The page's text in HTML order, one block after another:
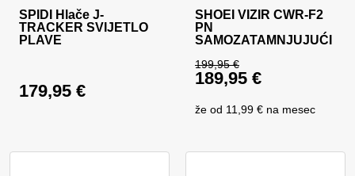
SPIDI Hlače J-
TRACKER SVIJETLO
PLAVE
179,95 €
SHOEI VIZIR CWR-F2
PN
SAMOZATAMNJUJUĆI
199,95€
Izvorna cijena bila
189,95 €
že od 11,99 € na mesec